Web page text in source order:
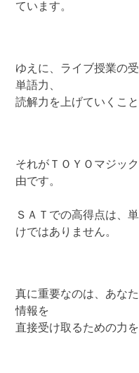
ています。
ゆえに、ライブ授業の
単語力、
読解力を上げていくこと
それがＴＯＹＯマジッ
由です。
ＳＡＴでの高得点は、
けではありません。
真に重要なのは、あな
情報を
直接受け取るための力